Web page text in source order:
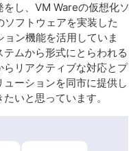
し、VM Wareの仮想化ソ
フトウェアを実装した
ン機能を活用していま
ムから形式にとらわれる
リアクティブな対応とプ
ーションを同市に提供し
いと思っています。